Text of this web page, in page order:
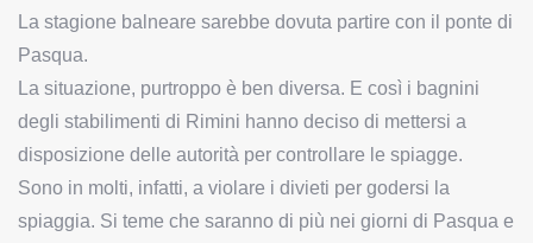
Imbonati, 89 20159 Milano (Italia)
Informativa sulla privacy
La stagione balneare sarebbe dovuta partire con il ponte di
Pasqua.
La situazione, purtroppo è ben diversa. E così i bagnini
degli stabilimenti di Rimini hanno deciso di mettersi a
disposizione delle autorità per controllare le spiagge.
Sono in molti, infatti, a violare i divieti per godersi la
spiaggia. Si teme che saranno di più nei giorni di Pasqua e